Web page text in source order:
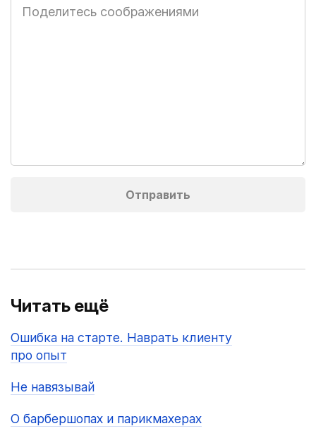
Читать ещё
Ошибка на старте. Наврать клиенту
про опыт
Не навязывай
О барбершопах и парикмахерах